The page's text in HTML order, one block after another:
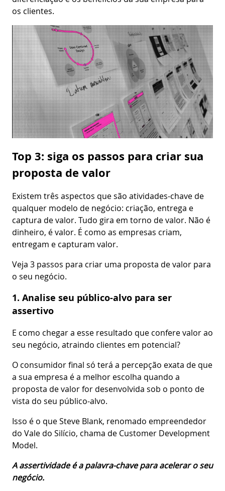
os clientes.
Top 3: siga os passos para criar sua
proposta de valor
Existem três aspectos que são atividades-chave de
qualquer modelo de negócio: criação, entrega e
captura de valor. Tudo gira em torno de valor. Não é
dinheiro, é valor. É como as empresas criam,
entregam e capturam valor.
Veja 3 passos para criar uma proposta de valor para
o seu negócio.
1. Analise seu público-alvo para ser
assertivo
E como chegar a esse resultado que confere valor ao
seu negócio, atraindo clientes em potencial?
O consumidor final só terá a percepção exata de que
a sua empresa é a melhor escolha quando a
proposta de valor for desenvolvida sob o ponto de
vista do seu público-alvo.
Isso é o que Steve Blank, renomado empreendedor
do Vale do Silício, chama de Customer Development
Model.
A assertividade é a palavra-chave para acelerar o seu
negócio.